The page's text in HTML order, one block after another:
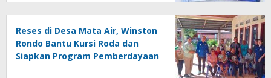
Reses di Desa Mata Air, Winston
Rondo Bantu Kursi Roda dan
Siapkan Program Pemberdayaan